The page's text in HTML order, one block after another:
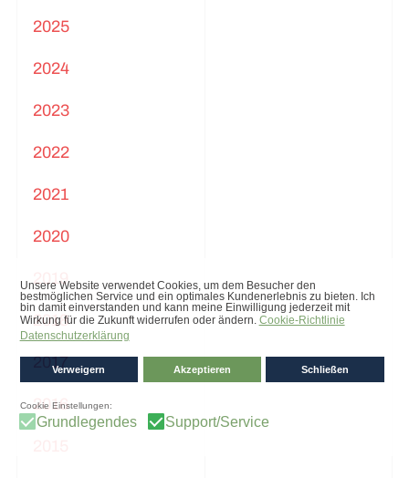
2025
2024
2023
2022
2021
2020
2019
2018
2017
2016